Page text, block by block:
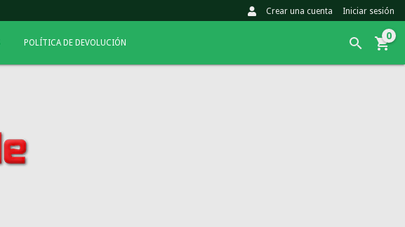
Crear una cuenta Iniciar sesión
POLÍTICA DE DEVOLUCIÓN
0